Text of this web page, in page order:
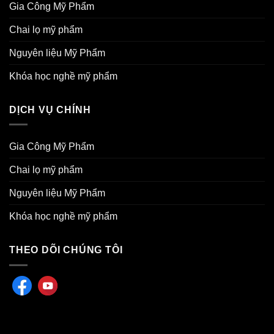
Gia Công Mỹ Phẩm
Chai lọ mỹ phẩm
Nguyên liệu Mỹ Phẩm
Khóa học nghề mỹ phẩm
DỊCH VỤ CHÍNH
Gia Công Mỹ Phẩm
Chai lọ mỹ phẩm
Nguyên liệu Mỹ Phẩm
Khóa học nghề mỹ phẩm
THEO DÕI CHÚNG TÔI